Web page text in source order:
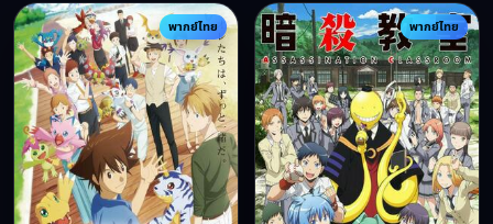
พากย์ไทย พากย์ไทย